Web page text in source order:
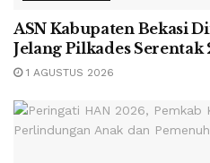
ASN Kabupaten Bekasi
Jelang Pilkades Serentak
1 AGUSTUS 2026